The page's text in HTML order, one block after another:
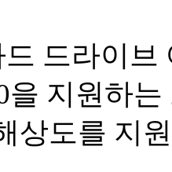
드라이브
을 지원하
상도를 지